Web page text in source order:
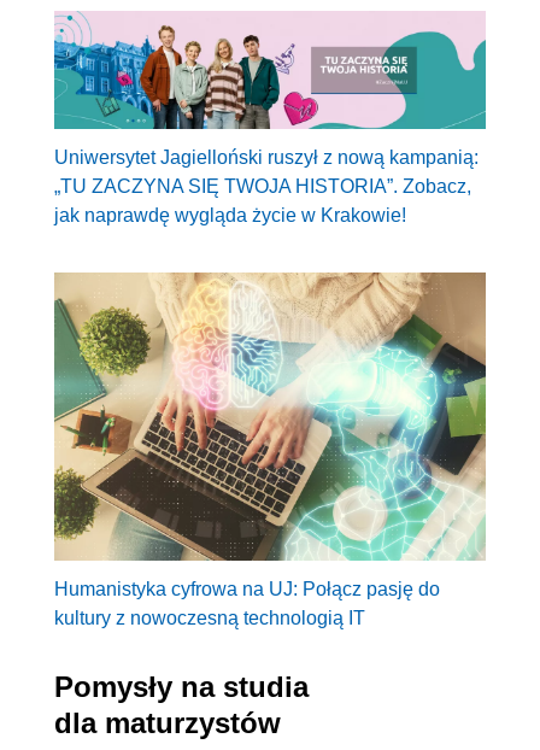
Uniwersytet Jagielloński ruszył z nową kampanią:
„TU ZACZYNA SIĘ TWOJA HISTORIA”. Zobacz,
jak naprawdę wygląda życie w Krakowie!
Humanistyka cyfrowa na UJ: Połącz pasję do
kultury z nowoczesną technologią IT
Pomysły na studia
dla maturzystów